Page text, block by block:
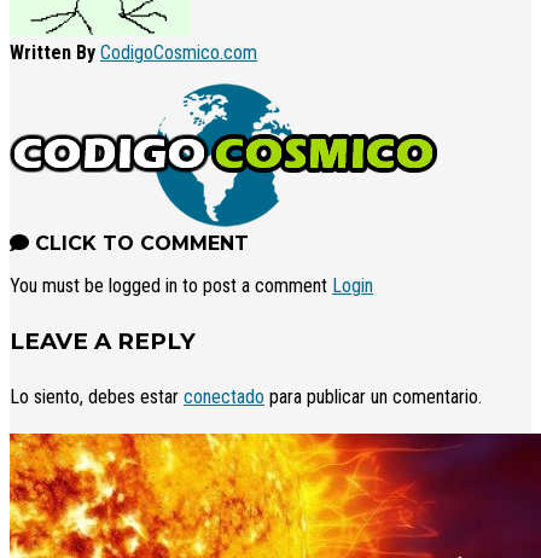
Written By CodigoCosmico.com
CLICK TO COMMENT
You must be logged in to post a comment Login
LEAVE A REPLY
Lo siento, debes estar conectado para publicar un comentario.